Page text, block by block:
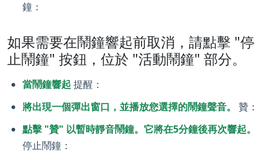
鐘：
如果需要在鬧鐘響起前取消，請點擊 "停
止鬧鐘" 按鈕，位於 "活動鬧鐘" 部分。
當鬧鐘響起 提醒：
將出現一個彈出窗口，並播放您選擇的鬧鐘聲音。
贊：
點擊 "贊" 以暫時靜音鬧鐘。它將在5分鐘後再次響起。
停止鬧鐘：